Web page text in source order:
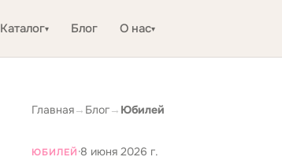
Каталог▾ Блог О нас▾
Главная→ Блог→ Юбилей
ЮБИЛЕЙ·8 июня 2026 г.